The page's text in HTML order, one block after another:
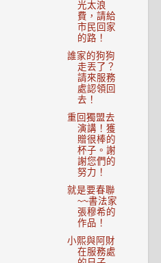
光太浪
費，請給
市民回家
的路！
誰家的狗狗
走丟了？
請來服務
處認領回
去！
重回獨盟去
演講！獲
贈很棒的
杯子。謝
謝您們的
努力！
就是要春聯
~~書法家
張穆希的
作品！
小熙與阿財
在服務處